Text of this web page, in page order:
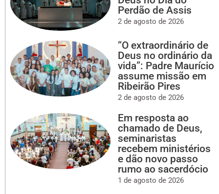
Perdão de Assis
2 de agosto de 2026
“O extraordinário de
Deus no ordinário da
vida”: Padre Maurício
assume missão em
Ribeirão Pires
2 de agosto de 2026
Em resposta ao
chamado de Deus,
seminaristas
recebem ministérios
e dão novo passo
rumo ao sacerdócio
1 de agosto de 2026